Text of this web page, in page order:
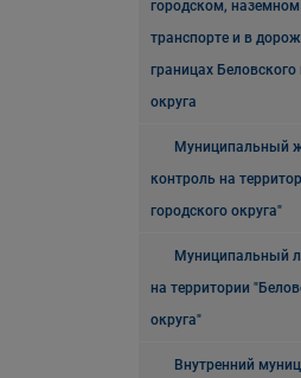
городском,
транспорте и в
границах Беловского
округа
Муниципальный
контроль на
городского округа"
Муниципальный
на территории
округа"
Внутренний